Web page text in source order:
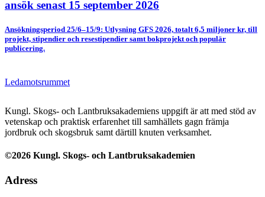
ansök senast 15 september 2026
Ansökningsperiod 25/6–15/9: Utlysning GFS 2026, totalt 6,5 miljoner kr, till
projekt, stipendier och resestipendier samt bokprojekt och populär
publicering.
Ledamotsrummet
Kungl. Skogs- och Lantbruksakademiens uppgift är att med stöd av
vetenskap och praktisk erfarenhet till samhällets gagn främja
jordbruk och skogsbruk samt därtill knuten verksamhet.
©2026 Kungl. Skogs- och Lantbruksakademien
Adress